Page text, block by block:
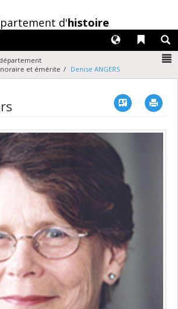
d'histoire
Liens
Langues
et émérite
Denise ANGERS
Vcard